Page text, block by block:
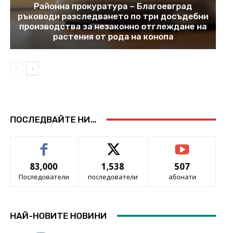
Районна прокуратура – Благоевград
ръководи разследването по три досъдебни
производства за незаконно отглеждане на
растения от рода на конопа
ПОСЛЕДВАЙТЕ НИ...
83,000
Последователи
1,538
последователи
507
абонати
НАЙ-НОВИТЕ НОВИНИ